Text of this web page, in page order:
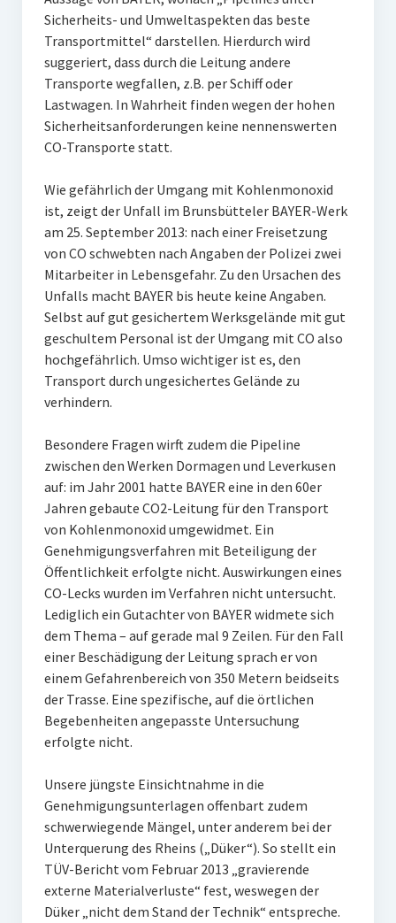
Sicherheits- und Umweltaspekten das beste
Transportmittel“ darstellen. Hierdurch wird
suggeriert, dass durch die Leitung andere
Transporte wegfallen, z.B. per Schiff oder
Lastwagen. In Wahrheit finden wegen der hohen
Sicherheitsanforderungen keine nennenswerten
CO-Transporte statt.
Wie gefährlich der Umgang mit Kohlenmonoxid
ist, zeigt der Unfall im Brunsbütteler BAYER-Werk
am 25. September 2013: nach einer Freisetzung
von CO schwebten nach Angaben der Polizei zwei
Mitarbeiter in Lebensgefahr. Zu den Ursachen des
Unfalls macht BAYER bis heute keine Angaben.
Selbst auf gut gesichertem Werksgelände mit gut
geschultem Personal ist der Umgang mit CO also
hochgefährlich. Umso wichtiger ist es, den
Transport durch ungesichertes Gelände zu
verhindern.
Besondere Fragen wirft zudem die Pipeline
zwischen den Werken Dormagen und Leverkusen
auf: im Jahr 2001 hatte BAYER eine in den 60er
Jahren gebaute CO2-Leitung für den Transport
von Kohlenmonoxid umgewidmet. Ein
Genehmigungsverfahren mit Beteiligung der
Öffentlichkeit erfolgte nicht. Auswirkungen eines
CO-Lecks wurden im Verfahren nicht untersucht.
Lediglich ein Gutachter von BAYER widmete sich
dem Thema – auf gerade mal 9 Zeilen. Für den Fall
einer Beschädigung der Leitung sprach er von
einem Gefahrenbereich von 350 Metern beidseits
der Trasse. Eine spezifische, auf die örtlichen
Begebenheiten angepasste Untersuchung
erfolgte nicht.
Unsere jüngste Einsichtnahme in die
Genehmigungsunterlagen offenbart zudem
schwerwiegende Mängel, unter anderem bei der
Unterquerung des Rheins („Düker“). So stellt ein
TÜV-Bericht vom Februar 2013 „gravierende
externe Materialverluste“ fest, weswegen der
Düker „nicht dem Stand der Technik“ entspreche.